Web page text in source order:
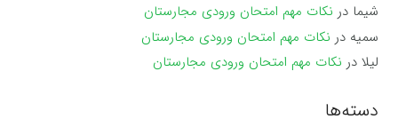
شیما در نکات مهم امتحان ورودی مجارستان
سمیه در نکات مهم امتحان ورودی مجارستان
لیلا در نکات مهم امتحان ورودی مجارستان
دسته‌ها